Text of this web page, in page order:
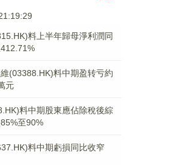
料上半年歸母淨利潤同
維(03388.HK)料中期盈转亏約
元
料中期股東應佔除稅後綜
至90%
料中期虧損同比收窄